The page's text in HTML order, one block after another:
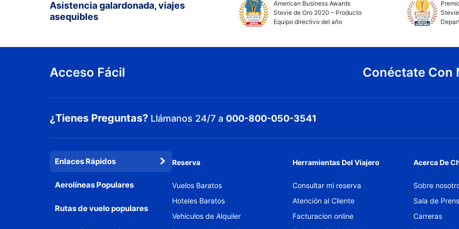
Asistencia galardonada, viajes
asequibles
American Business Awards
Stevie de Oro 2020 – Producto
Equipo directivo del año
Acceso Fácil Conéctate Con
¿Tienes Preguntas? Llámanos 24/7 a 000-800-050-3541
Enlaces Rápidos
Aerolíneas Populares
Rutas de vuelo populares
Reserva
Vuelos Baratos
Hoteles Baratos
Vehículos de Alquiler
Herramientas Del Viajero
Consultar mi reserva
Atención al Cliente
Facturacion online
Acerca De
Sobre
Sala de
Carreras